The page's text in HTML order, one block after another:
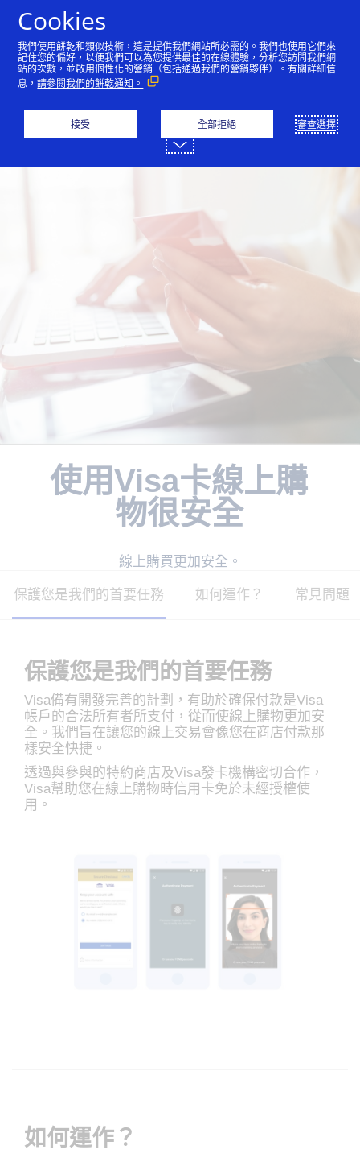
消費者 合作夥伴
使用Visa卡線上購
物很安全
線上購買更加安全。
保護您是我們的首要任務 如何運作？ 常見問題
保護您是我們的首要任務
Visa備有開發完善的計劃，有助於確保付款是Visa
帳戶的合法所有者所支付，從而使線上購物更加安
全。我們旨在讓您的線上交易會像您在商店付款那
樣安全快捷。
透過與參與的特約商店及Visa發卡機構密切合作，
Visa幫助您在線上購物時信用卡免於未經授權使
用。
如何運作？
Cookies
我們使用餅乾和類似技術，這是提供我們網站所必需的。我們也使用它們來
記住您的偏好，以便我們可以為您提供最佳的在線體驗，分析您訪問我們網
站的次數，並啟用個性化的營銷（包括通過我們的營銷夥伴）。有關詳細信
息，請參閱我們的餅乾通知。
接受 全部拒絕 審查選擇